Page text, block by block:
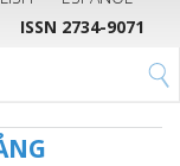
ISSN 2734-9071